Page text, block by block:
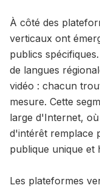
À côté des
verticaux ont
publics
de langues
vidéo : chacun
mesure. Cette
large d'Internet,
d'intérêt remplace
publique unique et
Les plateformes